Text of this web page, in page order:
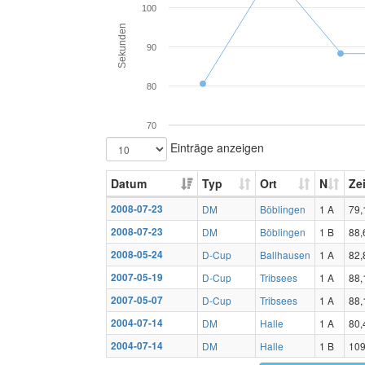
Sekunden
70
80
90
100
Einträge anzeigen
Datum Typ Ort N
2008-07-23 DM Böblingen 1 A
2008-07-23
DM Böblingen 1 B
2008-05-24
D-Cup Ballhausen 1 A
2007-05-19
D-Cup Tribsees 1 A
2007-05-07
D-Cup Tribsees 1 A
2004-07-14
DM Halle 1 A
2004-07-14
DM Halle 1 B